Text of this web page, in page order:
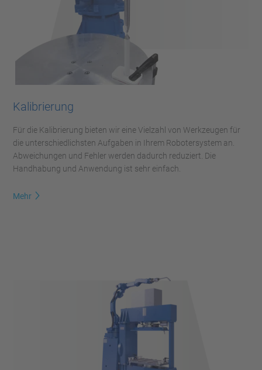
Kalibrierung
Für die Kalibrierung bieten wir eine Vielzahl von Werkzeugen für
die unterschiedlichsten Aufgaben in Ihrem Robotersystem an.
Abweichungen und Fehler werden dadurch reduziert. Die
Handhabung und Anwendung ist sehr einfach.
Mehr